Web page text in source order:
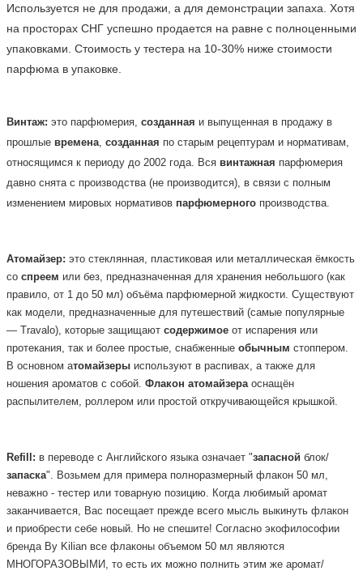
Используется не для продажи, а для демонстрации запаха. Хотя
на просторах СНГ успешно продается на равне с полноценными
упаковками. Стоимость у тестера на 10-30% ниже стоимости
парфюма в упаковке.
Винтаж: это парфюмерия, созданная и выпущенная в продажу в
прошлые времена созданная по старым рецептурам и нормативам,
относящимся к периоду до 2002 года. Вся винтажная парфюмерия
давно снята с производства (не производится), в связи с полным
изменением мировых нормативов парфюмерного производства.
Атомайзер: это стеклянная, пластиковая или металлическая ёмкость
со спреем или без, предназначенная для хранения небольшого (как
правило, от 1 до 50 мл) объёма парфюмерной жидкости. Существуют
как модели, предназначенные для путешествий (самые популярные
— Travalo), которые защищают содержимое от испарения или
протекания, так и более простые, снабженные обычным стоппером.
В основном атомайзеры используют в распивах, а также для
ношения ароматов с собой. Флакон атомайзера оснащён
распылителем, роллером или простой откручивающейся крышкой.
Refill: в переводе с Английского языка означает "запасной блок/
запаска". Возьмем для примера полноразмерный флакон 50 мл,
неважно - тестер или товарную позицию. Когда любимый аромат
заканчивается, Вас посещает прежде всего мысль выкинуть флакон
и приобрести себе новый. Но не спешите! Согласно экофилософии
бренда By Kilian все флаконы объемом 50 мл являются
МНОГОРАЗОВЫМИ, то есть их можно полнить этим же аромат/